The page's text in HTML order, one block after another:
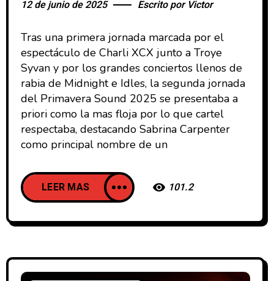
12 de junio de 2025 Escrito por Victor
Tras una primera jornada marcada por el
espectáculo de Charli XCX junto a Troye
Syvan y por los grandes conciertos llenos de
rabia de Midnight e Idles, la segunda jornada
del Primavera Sound 2025 se presentaba a
priori como la mas floja por lo que cartel
respectaba, destacando Sabrina Carpenter
como principal nombre de un
LEER MAS 101.2